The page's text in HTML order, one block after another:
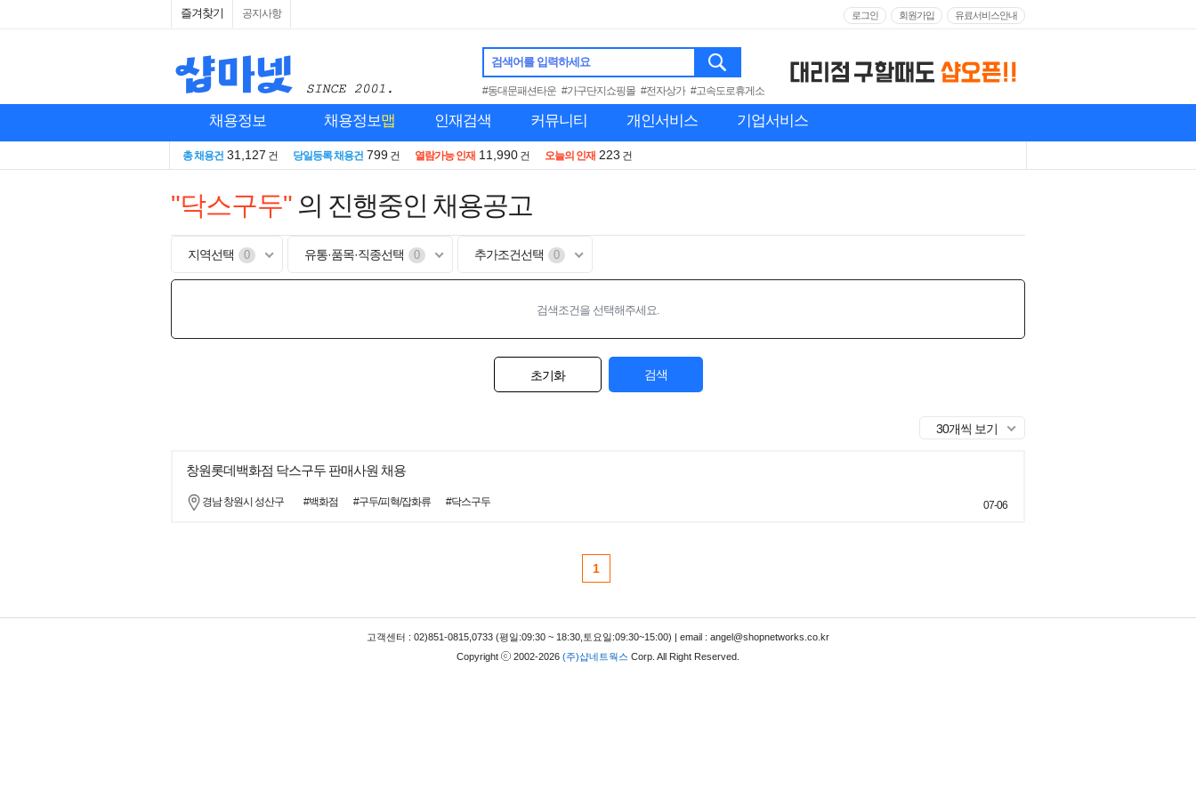
즐겨찾기 공지사항 로그인 회원가입 유료서비스안내
검색어를 입력하세요
#동대문패션타운 #가구단지쇼핑몰 #전자상가 #고속도로휴게소
채용정보 채용정보맵 인재검색 커뮤니티 개인서비스 기업서비스
총 채용건 31,127 건 당일등록 채용건 799 건 열람가능 인재 11,990 건 오늘의 인재 223 건
"닥스구두" 의 진행중인 채용공고
지역선택 0 유통·품목·직종선택 0 추가조건선택 0
검색조건을 선택해주세요.
초기화 검색
30개씩 보기
창원롯데백화점 닥스구두 판매사원 채용
경남 창원시 성산구 #백화점 #구두/피혁/잡화류 #닥스구두 07-06
1
고객센터 : 02)851-0815,0733 (평일:09:30 ~ 18:30,토요일:09:30~15:00) | email : angel@shopnetworks.co.kr
Copyright
2002-2026 (주)샵네트웍스 Corp. All Right Reserved.